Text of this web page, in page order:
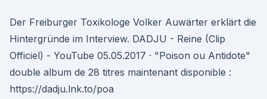
Der Freiburger Toxikologe Volker Auwärter erklärt die
Hintergründe im Interview. DADJU - Reine (Clip
Officiel) - YouTube 05.05.2017 · "Poison ou Antidote"
double album de 28 titres maintenant disponible :
https://dadju.lnk.to/poa